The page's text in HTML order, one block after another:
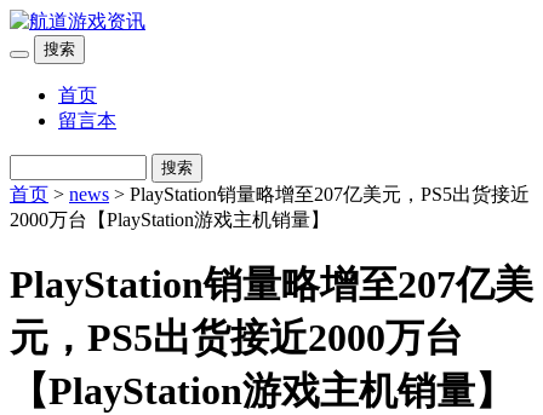
搜索
首页
留言本
搜索
首页 > news > PlayStation销量略增至207亿美元，PS5出货接近
2000万台【PlayStation游戏主机销量】
PlayStation销量略增至207亿美
元，PS5出货接近2000万台
【PlayStation游戏主机销量】